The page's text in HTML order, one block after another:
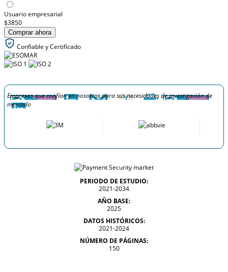
Usuario empresarial
$3850
Comprar ahora
Confiable y Certificado
Empresas que confían en nosotros para sus necesidades de investigación de
mercado
PERIODO DE ESTUDIO:
2021-2034
AÑO BASE:
2025
DATOS HISTÓRICOS:
2021-2024
NÚMERO DE PÁGINAS:
150